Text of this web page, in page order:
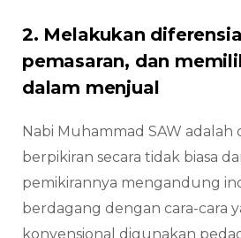
2. Melakukan
pemasaran, dan
dalam menjual
Nabi Muhammad SAW adalah
berpikiran secara tidak biasa
pemikirannya mengandung
berdagang dengan cara-cara
konvensional digunakan